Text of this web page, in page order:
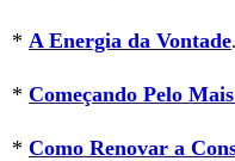
* A Energia da Vontade.
* Começando Pelo
* Como Renovar a